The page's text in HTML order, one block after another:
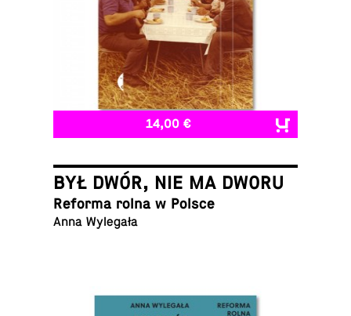
14,00 €
BYŁ DWÓR, NIE MA DWORU
Reforma rolna w Polsce
Anna Wylegała